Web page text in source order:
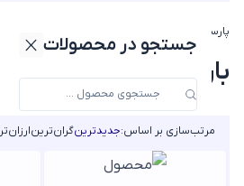
جستجو در محصولات
پارسیس مد
بارانی کتان زنانه
مرتب‌سازی بر اساس:جدیدترینگران‌ترین